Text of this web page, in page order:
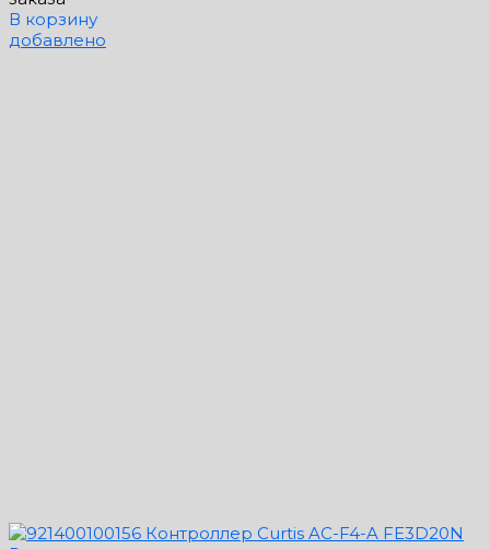
В корзину
добавлено